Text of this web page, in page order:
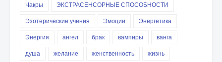
Чакры
ЭКСТРАСЕНСОРНЫЕ СПОСОБНОСТИ
Эзотерические учения
Эмоции
Энергетика
Энергия
ангел брак вампиры
ванга
душа
желание женственность
жизнь